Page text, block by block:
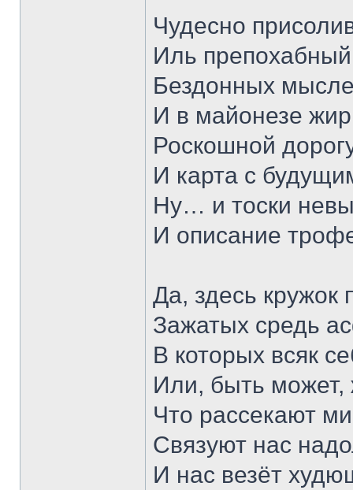
Чудесно
Иль
Бездонных
И в майонезе
Роскошной
И карта с
Ну… и тоски
И описание
Да, здесь кружок
Зажатых средь
В которых всяк
Или, быть может,
Что рассекают
Связуют нас
И нас везёт